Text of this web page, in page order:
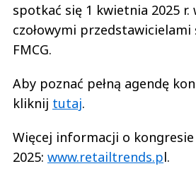
spotkać się 1 kwietnia 2025 r.
czołowymi
FMCG.
Aby poznać pełną agendę
kliknij tutaj.
Więcej informacji o
2025: www.retailtrends.pl.